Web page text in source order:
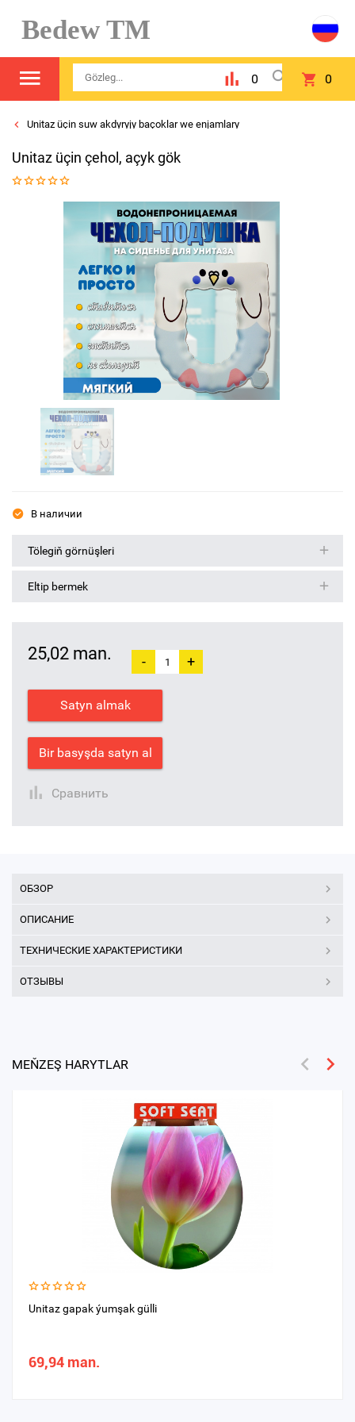
Bedew TM
0 0
Unitaz üçin suw akdyryjy baçoklar we enjamlary
Unitaz üçin çehol, açyk gök
В наличии
Tölegiň görnüşleri
Eltip bermek
25,02 man. - +
Satyn almak
Bir basyşda satyn al
Сравнить
ОБЗОР
ОПИСАНИЕ
ТЕХНИЧЕСКИЕ ХАРАКТЕРИСТИКИ
ОТЗЫВЫ
MEŇZEŞ HARYTLAR
Unitaz gapak ýumşak gülli
69,94 man.